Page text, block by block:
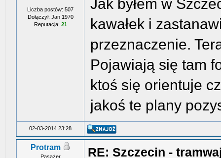
Liczba postów: 507
Dołączył: Jan 1970
Reputacja: 21
Jak byłem w
kawałek i
przeznaczenie.
Pojawiają się tam
ktoś się orientuje
jakoś te plany
02-03-2014 23:28
Protram
Pasażer RE: Szczecin -